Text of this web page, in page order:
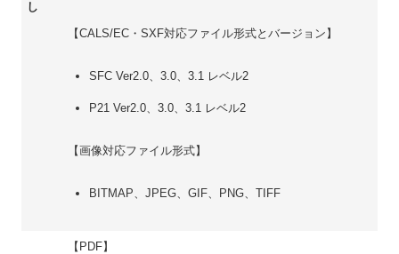
し
【CALS/EC・SXF対応ファイル形式とバージョン】
SFC Ver2.0、3.0、3.1 レベル2
P21 Ver2.0、3.0、3.1 レベル2
【画像対応ファイル形式】
BITMAP、JPEG、GIF、PNG、TIFF
【PDF】